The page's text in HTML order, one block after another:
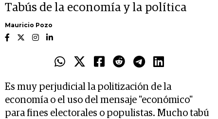
Tabús de la economía y la política
Mauricio Pozo
Es muy perjudicial la politización de la
economía o el uso del mensaje "económico"
para fines electorales o populistas. Mucho tabú